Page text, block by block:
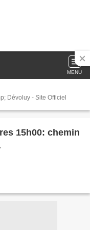
MENU
Dévoluy - Site Officiel
15h00: chemin